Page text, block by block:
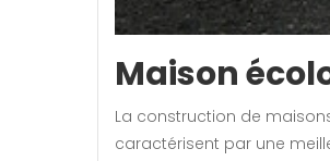
Maison
La construction de
caractérisent par une